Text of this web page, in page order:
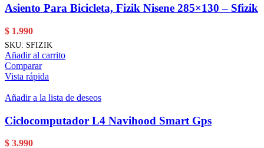
Asiento Para Bicicleta, Fizik Nisene 285×130 – Sfizik
$ 1.990
SKU: SFIZIK
Añadir al carrito
Comparar
Vista rápida
Añadir a la lista de deseos
Ciclocomputador L4 Navihood Smart Gps
$ 3.990